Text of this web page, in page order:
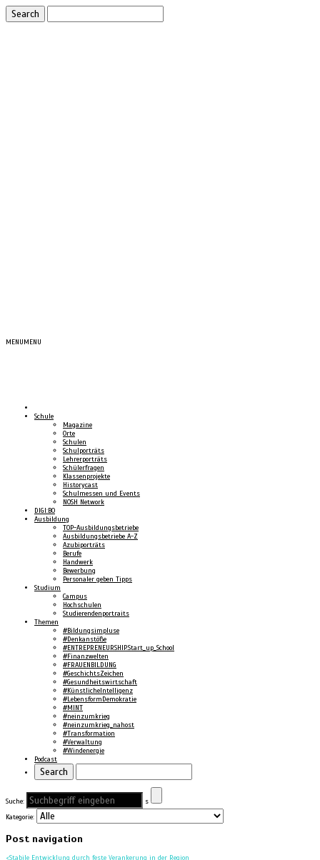
MENUMENU
Schule
Magazine
Orte
Schulen
Schulporträts
Lehrerporträts
Schülerfragen
Klassenprojekte
Historycast
Schulmessen und Events
NOSH Network
DIGI:BO
Ausbildung
TOP-Ausbildungsbetriebe
Ausbildungsbetriebe A-Z
Azubiporträts
Berufe
Handwerk
Bewerbung
Personaler geben Tipps
Studium
Campus
Hochschulen
Studierendenportraits
Themen
#Bildungsimpluse
#Denkanstöße
#ENTREPRENEURSHIP.Start_up_School
#Finanzwelten
#FRAUENBILDUNG
#GeschichtsZeichen
#Gesundheitswirtschaft
#KünstlicheIntelligenz
#LebensformDemokratie
#MINT
#neinzumkrieg
#neinzumkrieg_nahost
#Transformation
#Verwaltung
#Windenergie
Podcast
Suche:
s
Kategorie:
Post navigation
<Stabile Entwicklung durch feste Verankerung in der Region